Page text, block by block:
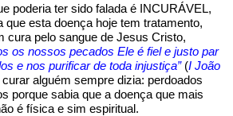
poderia ter sido falada é INCURÁVEL,
esta doença hoje tem tratamento,
cura pelo sangue de Jesus Cristo,
os nossos pecados Ele é fiel e justo par
e nos purificar de toda injustiça” (I João
alguém sempre dizia: perdoados
porque sabia que a doença que mais
é física e sim espiritual.